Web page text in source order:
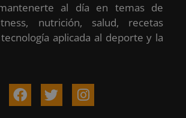
al día en temas de
nutrición, salud, recetas
aplicada al deporte y la